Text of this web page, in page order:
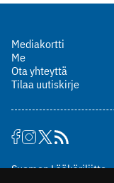
Mediakortti
Me
Ota yhteyttä
Tilaa uutiskirje
Suomen Lääkäriliitto